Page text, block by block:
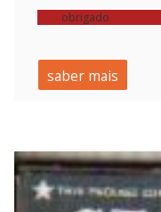
saber mais